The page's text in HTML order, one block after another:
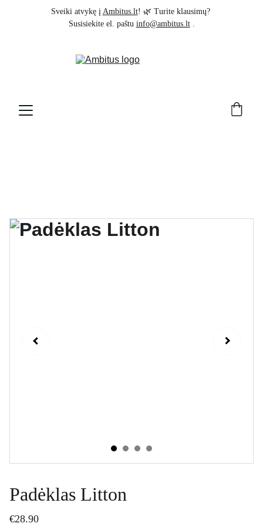
Sveiki atvykę į Ambitus.lt! 🌿 Turite klausimų?
Susisiekite el. paštu info@ambitus.lt .
Padėklas Litton
€28.90